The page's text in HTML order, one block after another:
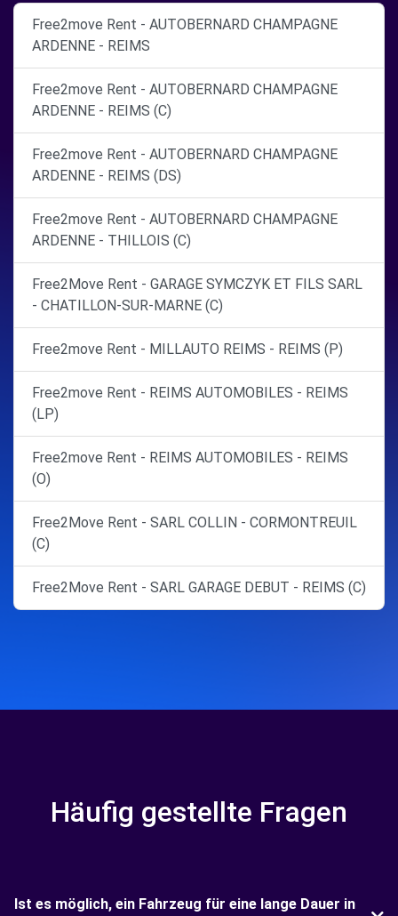
Free2move Rent - AUTOBERNARD CHAMPAGNE
ARDENNE - REIMS
Free2move Rent - AUTOBERNARD CHAMPAGNE
ARDENNE - REIMS (C)
Free2move Rent - AUTOBERNARD CHAMPAGNE
ARDENNE - REIMS (DS)
Free2move Rent - AUTOBERNARD CHAMPAGNE
ARDENNE - THILLOIS (C)
Free2Move Rent - GARAGE SYMCZYK ET FILS SARL
- CHATILLON-SUR-MARNE (C)
Free2move Rent - MILLAUTO REIMS - REIMS (P)
Free2move Rent - REIMS AUTOMOBILES - REIMS
(LP)
Free2move Rent - REIMS AUTOMOBILES - REIMS
(O)
Free2Move Rent - SARL COLLIN - CORMONTREUIL
(C)
Free2Move Rent - SARL GARAGE DEBUT - REIMS (C)
Häufig gestellte Fragen
Ist es möglich, ein Fahrzeug für eine lange Dauer in